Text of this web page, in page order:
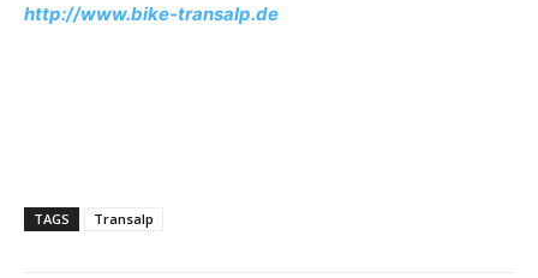
http://www.bike-transalp.de
TAGS Transalp